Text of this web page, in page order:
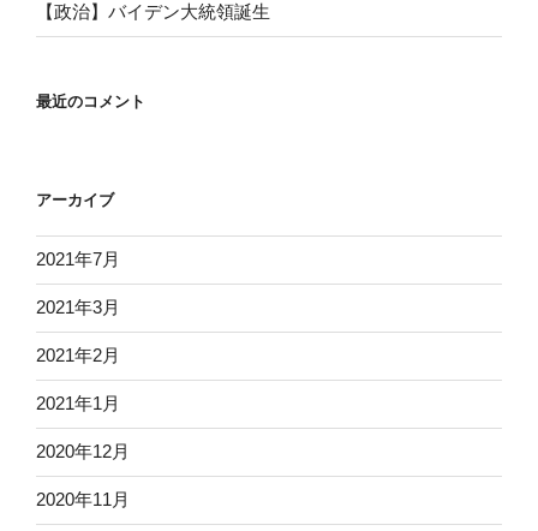
【政治】バイデン大統領誕生
最近のコメント
アーカイブ
2021年7月
2021年3月
2021年2月
2021年1月
2020年12月
2020年11月